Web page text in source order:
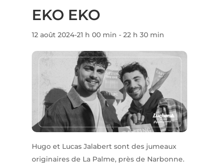
EKO EKO
12 août 2024-21 h 00 min - 22 h 30 min
Hugo et Lucas Jalabert sont des jumeaux
originaires de La Palme, près de Narbonne.